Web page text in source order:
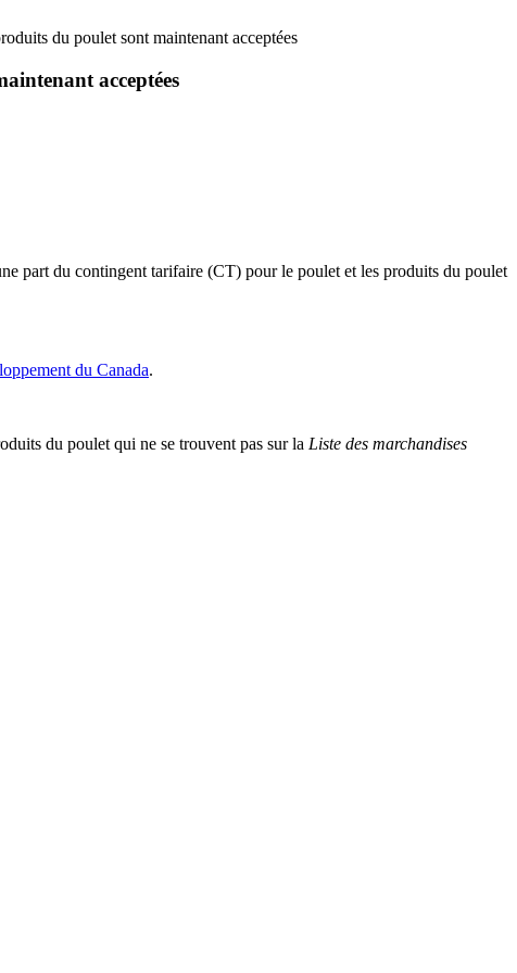
du poulet sont maintenant acceptées
acceptées
part du contingent tarifaire (CT) pour le poulet et les produits du poulet
du Canada.
du poulet qui ne se trouvent pas sur la Liste des marchandises